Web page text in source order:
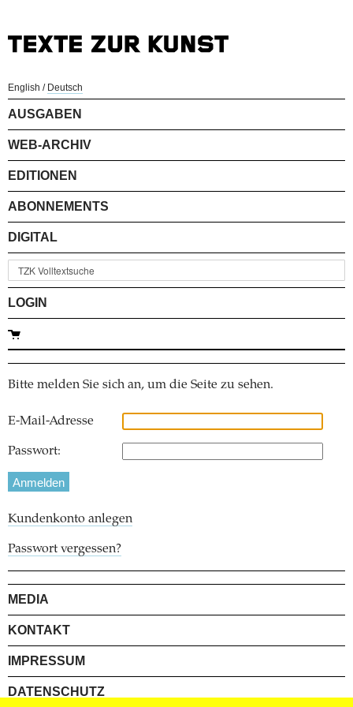
English / Deutsch
AUSGABEN
WEB-ARCHIV
EDITIONEN
ABONNEMENTS
DIGITAL
LOGIN
Bitte melden Sie sich an, um die Seite zu sehen.
E-Mail-Adresse
Passwort:
Kundenkonto anlegen
Passwort vergessen?
MEDIA
KONTAKT
IMPRESSUM
DATENSCHUTZ